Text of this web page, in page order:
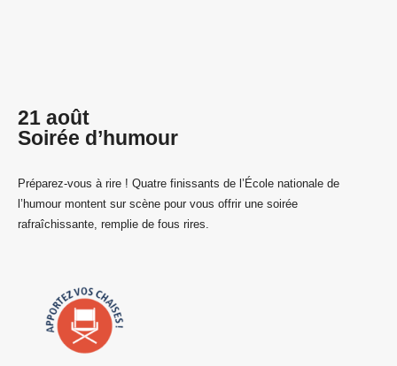
21 août
Soirée d’humour
Préparez-vous à rire ! Quatre finissants de l’École nationale de
l’humour montent sur scène pour vous offrir une soirée
rafraîchissante, remplie de fous rires.